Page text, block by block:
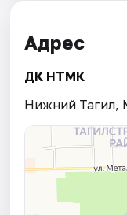
Адрес
ДК НТМК
Нижний Тагил,